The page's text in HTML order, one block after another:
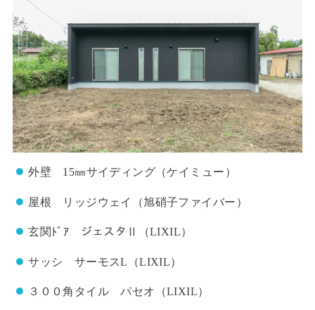
外壁 15㎜サイディング（ケイミュー）
屋根 リッジウェイ（旭硝子ファイバー）
玄関ﾄﾞｱ ジェスタⅡ（LIXIL）
サッシ サーモスL（LIXIL）
３００角タイル パセオ（LIXIL）